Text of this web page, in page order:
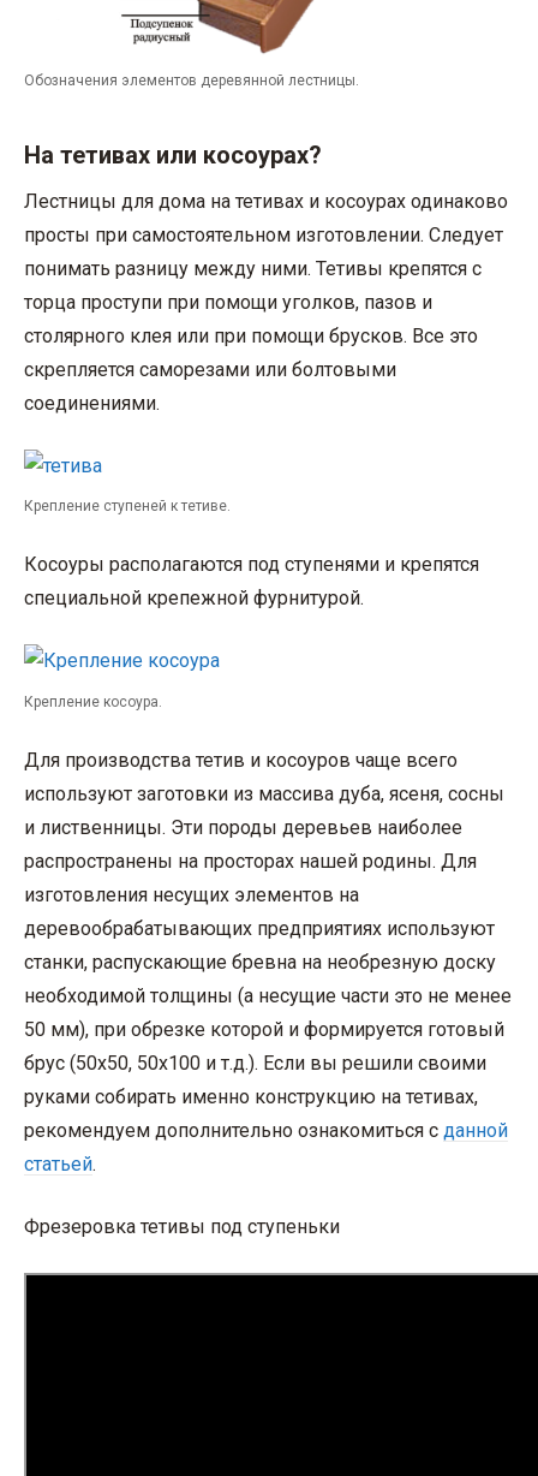
Обозначения элементов деревянной лестницы.
На тетивах или косоурах?
Лестницы для дома на тетивах и косоурах одинаково
просты при самостоятельном изготовлении. Следует
понимать разницу между ними. Тетивы крепятся с
торца проступи при помощи уголков, пазов и
столярного клея или при помощи брусков. Все это
скрепляется саморезами или болтовыми
соединениями.
Крепление ступеней к тетиве.
Косоуры располагаются под ступенями и крепятся
специальной крепежной фурнитурой.
Крепление косоура.
Для производства тетив и косоуров чаще всего
используют заготовки из массива дуба, ясеня, сосны
и лиственницы. Эти породы деревьев наиболее
распространены на просторах нашей родины. Для
изготовления несущих элементов на
деревообрабатывающих предприятиях используют
станки, распускающие бревна на необрезную доску
необходимой толщины (а несущие части это не менее
50 мм), при обрезке которой и формируется готовый
брус (50х50, 50х100 и т.д.). Если вы решили своими
руками собирать именно конструкцию на тетивах,
рекомендуем дополнительно ознакомиться с данной
статьей.
Фрезеровка тетивы под ступеньки